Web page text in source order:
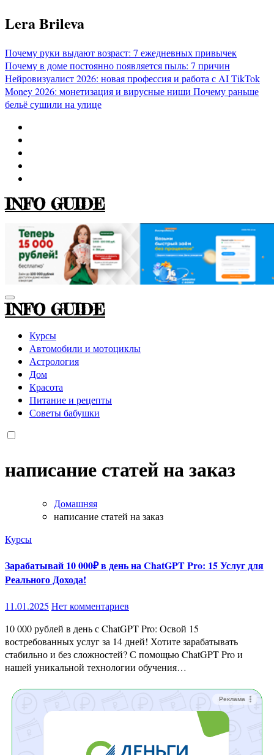
Перейти
к
Lera Brileva
Почему руки выдают возраст: 7 ежедневных привычек
Почему в доме постоянно появляется пыль: 7 причин
Нейровизуалист 2026: новая профессия и работа с AITikTok
Money 2026: монетизация и вирусные ниши Почему раньше
бельё сушили на улице
INFO GUIDE
INFO GUIDE
Курсы
Автомобили и мотоциклы
Астрология
Дом
Красота
Питание и рецепты
Советы бабушки
написание статей на заказ
Домашняя
написание статей на заказ
Курсы
Зарабатывай 10 000₽ в день на ChatGPT Pro: 15 Услуг для
Реального Дохода!
11.01.2025 Нет комментариев
10 000 рублей в день с ChatGPT Pro: Освой 15
востребованных услуг за 14 дней! Хотите зарабатывать
стабильно и без сложностей? С помощью ChatGPT Pro и
нашей уникальной технологии обучения…
Реклама